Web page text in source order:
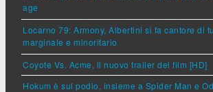
age
Locarno 79: Armony, Albertini si fa cantore di
marginale e minoritario
Coyote Vs. Acme, il nuovo trailer del film [HD]
Hokum è sul podio, insieme a Spider Man e